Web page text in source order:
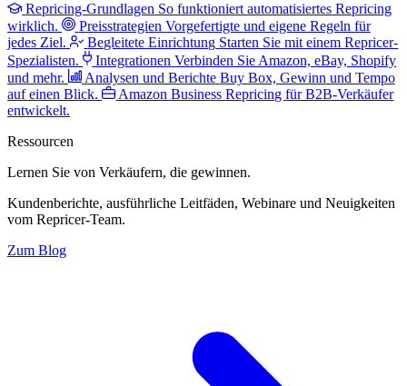
Repricing-Grundlagen So funktioniert automatisiertes Repricing
wirklich.
Preisstrategien Vorgefertigte und eigene Regeln für
jedes Ziel.
Begleitete Einrichtung Starten Sie mit einem Repricer-
Spezialisten.
Integrationen Verbinden Sie Amazon, eBay, Shopify
und mehr.
Analysen und Berichte Buy Box, Gewinn und Tempo
auf einen Blick.
Amazon Business Repricing für B2B-Verkäufer
entwickelt.
Ressourcen
Lernen Sie von Verkäufern, die gewinnen.
Kundenberichte, ausführliche Leitfäden, Webinare und Neuigkeiten
vom Repricer-Team.
Zum Blog